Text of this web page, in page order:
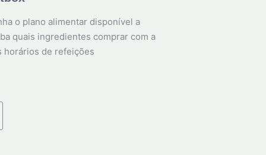
o plano alimentar disponível a
quais ingredientes comprar com a
horários de refeições